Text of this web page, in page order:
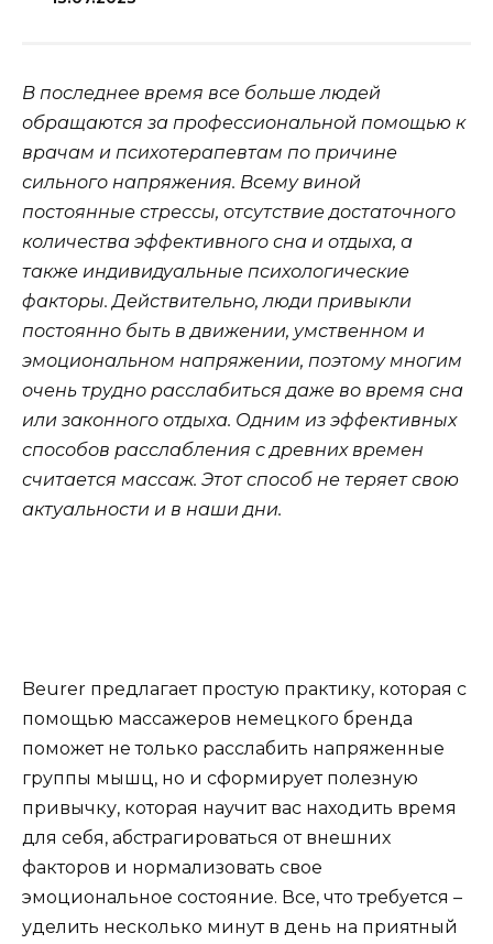
В последнее время все больше людей
обращаются за профессиональной помощью к
врачам и психотерапевтам по причине
сильного напряжения. Всему виной
постоянные стрессы, отсутствие достаточного
количества эффективного сна и отдыха, а
также индивидуальные психологические
факторы. Действительно, люди привыкли
постоянно быть в движении, умственном и
эмоциональном напряжении, поэтому многим
очень трудно расслабиться даже во время сна
или законного отдыха. Одним из эффективных
способов расслабления с древних времен
считается массаж. Этот способ не теряет свою
актуальности и в наши дни.
Beurer предлагает простую практику, которая с
помощью массажеров немецкого бренда
поможет не только расслабить напряженные
группы мышц, но и сформирует полезную
привычку, которая научит вас находить время
для себя, абстрагироваться от внешних
факторов и нормализовать свое
эмоциональное состояние. Все, что требуется –
уделить несколько минут в день на приятный